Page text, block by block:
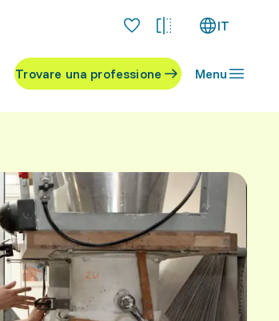
IT
Trovare una professione Menu